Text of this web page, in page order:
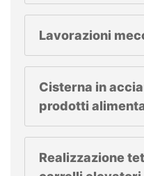
Lavorazioni
Cisterna in
prodotti
Realizzazione